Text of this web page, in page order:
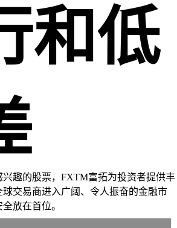
和低
兴趣的股票，FXTM富拓为投资者提供丰
交易商进入广阔、令人振奋的金融市
放在首位。